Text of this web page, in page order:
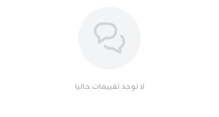
لا توجد تقييمات حاليا